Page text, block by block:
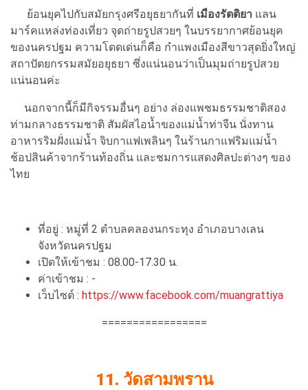
ย้อนยุคไปกับสมัยกรุงศรีอยุธยากันที่ เมืองรัตติยา แลน
มาร์คแหล่งท่องเที่ยว จุดถ่ายรูปสวยๆ ในบรรยากาศย้อนยุค
ของนครปฐม ความโดดเด่นก็คือ กำแพงเมืองสีขาวสุดยิ่งใหญ่
สถาปัตยกรรมสมัยอยุธยา ซึ่งแน่นอนว่าเป็นมุมถ่ายรูปสวย
แน่นอนค่ะ
นอกจากนี้ก็มีกิจรรมอื่นๆ อย่าง ล่องแพชมธรรมชาติสอง
ท่ามกลางธรรมชาติ สัมผัสไอน้ำของแม่น้ำท่าจีน นั่งทาน
อาหารริมฝั่งแม่น้ำ จิบกาแฟเพลินๆ ในร้านกาแฟริมแม่น้ำ
ช้อปสินค้าจากร้านท้องถิ่น และชมการแสดงศิลปะต่างๆ ของ
ไทย
ที่อยู่ : หมู่ที่ 2 ตำบลคลองนกระทุง อำเภอบางเลน
จังหวัดนครปฐม
เปิดให้เข้าชม : 08.00-17.30 น.
ค่าเข้าชม : -
เว็บไซต์ : https://www.facebook.com/muangrattiya
=================
11. วัดสามพราน